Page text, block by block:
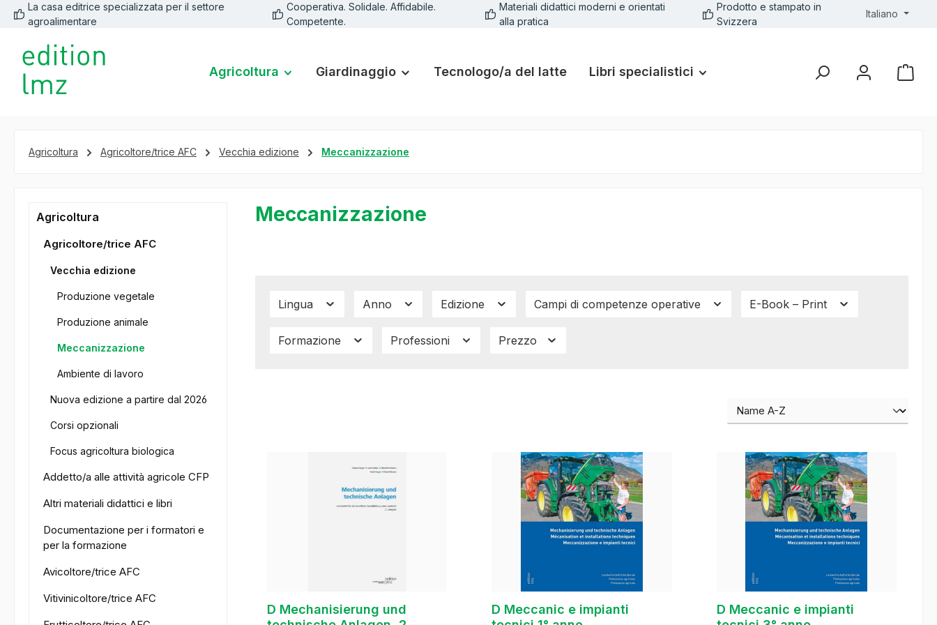
Passa alla navigazione principale
La casa editrice specializzata per il settore
agroalimentare
Cooperativa. Solidale. Affidabile.
Competente.
Materiali didattici moderni e orientati
alla pratica
Prodotto e stampato in
Svizzera
Italiano
Agricoltura Giardinaggio Tecnologo/a del latte Libri specialistici
Agricoltura Agricoltore/trice AFC Vecchia edizione Meccanizzazione
Agricoltura
Agricoltore/trice AFC
Vecchia edizione
Produzione vegetale
Produzione animale
Meccanizzazione
Ambiente di lavoro
Nuova edizione a partire dal 2026
Corsi opzionali
Focus agricoltura biologica
Addetto/a alle attività agricole CFP
Altri materiali didattici e libri
Documentazione per i formatori e
per la formazione
Avicoltore/trice AFC
Vitivinicoltore/trice AFC
Meccanizzazione
Lingua Anno Edizione Campi di competenze operative E-Book – Print
Formazione Professioni Prezzo
D Mechanisierung und
D Meccanic e impianti
D Meccanic e impianti